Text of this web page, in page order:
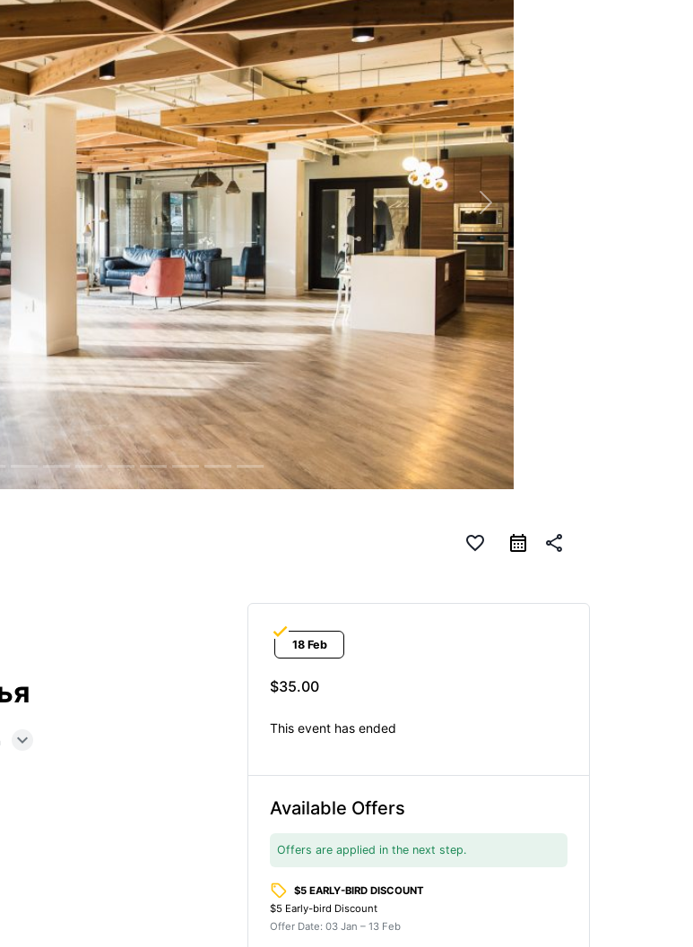
favorite_border calendar_month share
expand_more
18 Feb
$35.00
This event has ended
Available Offers
Offers are applied in the next step.
local_offer $5 EARLY-BIRD DISCOUNT
$5 Early-bird Discount
Offer Date: 03 Jan – 13 Feb